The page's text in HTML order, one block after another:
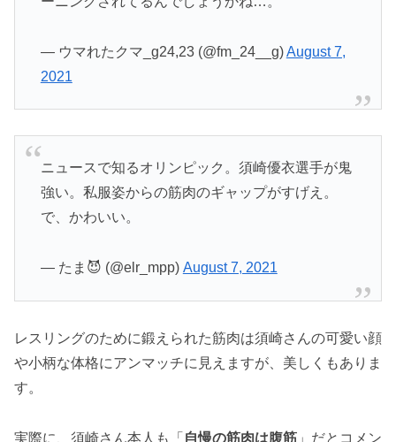
— ウマれたクマ_g24,23 (@fm_24__g)August 7,
2021
ニュースで知るオリンピック。須崎優衣選手が鬼
強い。私服姿からの筋肉のギャップがすげえ。
で、かわいい。
— たま😈 (@elr_mpp) August 7, 2021
レスリングのために鍛えられた筋肉は須崎さんの可愛い顔
や小柄な体格にアンマッチに見えますが、美しくもありま
す。
実際に、須崎さん本人も「 自慢の筋肉は腹筋 」だとコメン